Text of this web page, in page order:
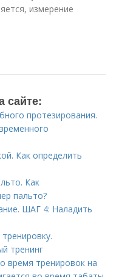
измерение
сайте:
протезирования.
Как определить
Как
пальто?
ШАГ 4: Наладить
тренинг
время тренировок на